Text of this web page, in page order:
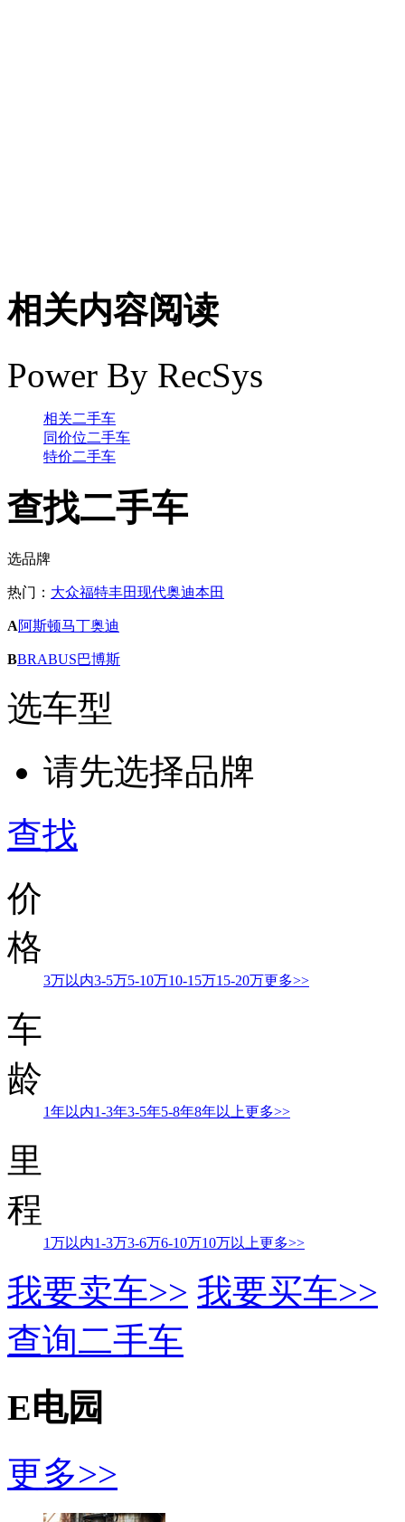
相关内容阅读
Power By RecSys
相关二手车
同价位二手车
特价二手车
查找二手车
选品牌
热门： 大众福特丰田现代奥迪本田
A阿斯顿马丁奥迪
BBRABUS巴博斯
选车型
请先选择品牌
查找
价
格
3万以内3-5万5-10万10-15万15-20万更多>>
车
龄
1年以内1-3年3-5年5-8年8年以上更多>>
里
程
1万以内1-3万3-6万6-10万10万以上更多>>
我要卖车>> 我要买车>>
查询二手车
E电园
更多>>